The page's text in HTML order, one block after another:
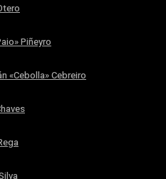
Piñeyro
«Cebolla» Cebreiro